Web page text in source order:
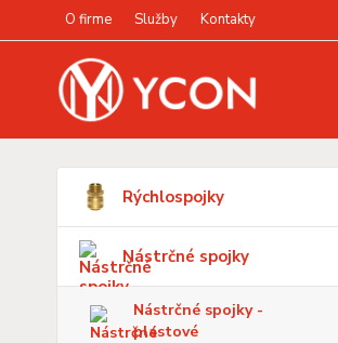
O firme Služby Kontakty
Rýchlospojky
Nástrčné spojky
Nástrčné spojky -
plastové